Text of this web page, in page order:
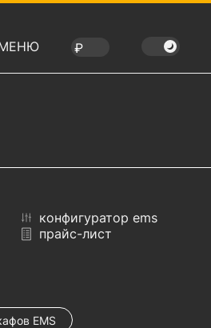
конфигуратор ems
прайс-лист
EMS